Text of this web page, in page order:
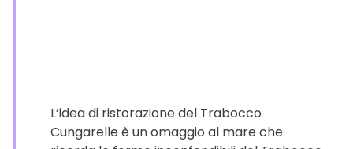
L’idea di ristorazione del Trabocco
Cungarelle è un omaggio al mare che